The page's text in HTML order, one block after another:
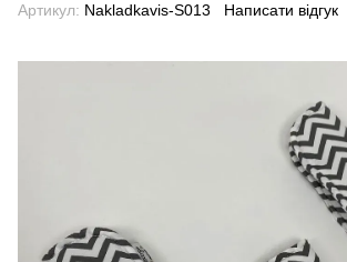
Артикул: Nakladkavis-S013 Написати відгук